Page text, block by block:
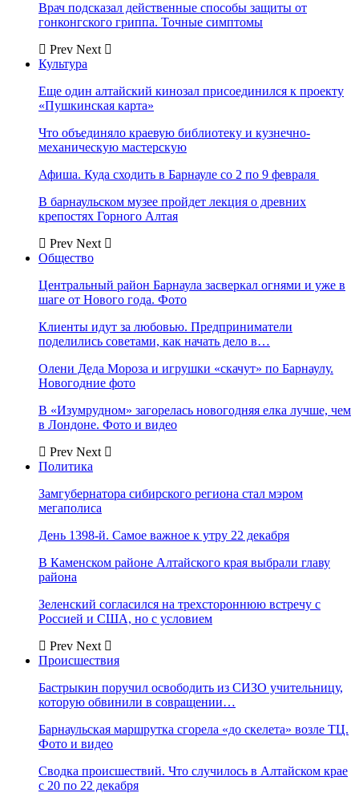
Врач подсказал действенные способы защиты от
гонконгского гриппа. Точные симптомы
Prev Next
Культура
Еще один алтайский кинозал присоединился к проекту
«Пушкинская карта»
Что объединяло краевую библиотеку и кузнечно-
механическую мастерскую
Афиша. Куда сходить в Барнауле со 2 по 9 февраля
В барнаульском музее пройдет лекция о древних
крепостях Горного Алтая
Prev Next
Общество
Центральный район Барнаула засверкал огнями и уже в
шаге от Нового года. Фото
Клиенты идут за любовью. Предприниматели
поделились советами, как начать дело в…
Олени Деда Мороза и игрушки «скачут» по Барнаулу.
Новогодние фото
В «Изумрудном» загорелась новогодняя елка лучше, чем
в Лондоне. Фото и видео
Prev Next
Политика
Замгубернатора сибирского региона стал мэром
мегаполиса
День 1398-й. Самое важное к утру 22 декабря
В Каменском районе Алтайского края выбрали главу
района
Зеленский согласился на трехстороннюю встречу с
Россией и США, но с условием
Prev Next
Происшествия
Бастрыкин поручил освободить из СИЗО учительницу,
которую обвинили в совращении…
Барнаульская маршрутка сгорела «до скелета» возле ТЦ.
Фото и видео
Сводка происшествий. Что случилось в Алтайском крае
с 20 по 22 декабря